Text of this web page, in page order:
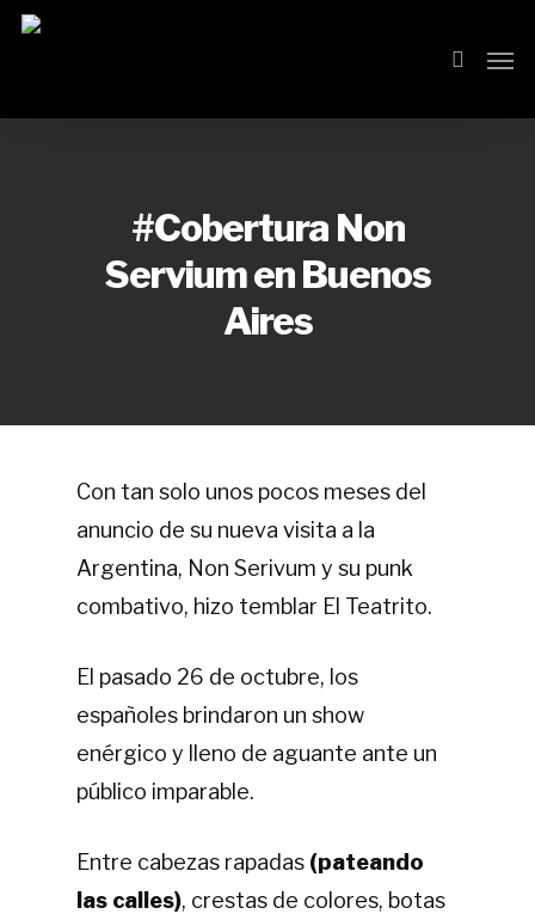
Skip
search
#Cobertura Non
Servium en Buenos
Aires
Con tan solo unos pocos meses del
anuncio de su nueva visita a la
Argentina, Non Serivum y su punk
combativo, hizo temblar El Teatrito.
El pasado 26 de octubre, los
españoles brindaron un show
enérgico y lleno de aguante ante un
público imparable.
Entre cabezas rapadas (pateando
las calles), crestas de colores, botas